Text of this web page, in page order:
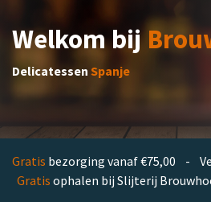
Welkom bij
Delicatessen Spanje
Gratis bezorging vanaf €75,00 -
Gratis ophalen bij Slijterij